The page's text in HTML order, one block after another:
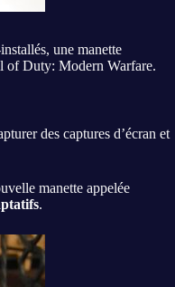
une manette
of Duty: Modern Warfare.
des captures d’écran et
manette appelée
.